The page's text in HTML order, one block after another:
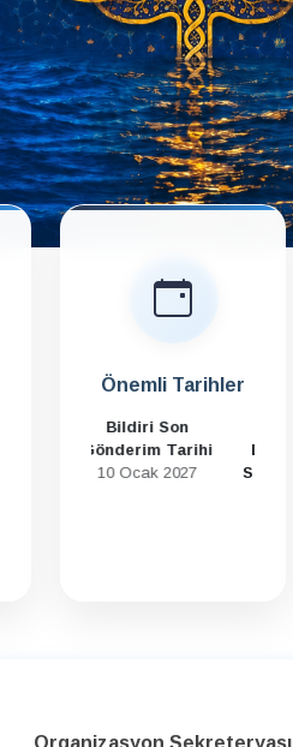
Önemli Tarihler
Bildiri
Değerlendirme
Sonuçları Kabul /
Organizasyon Sekreteryası